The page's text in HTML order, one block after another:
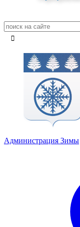
Администрация Зимы